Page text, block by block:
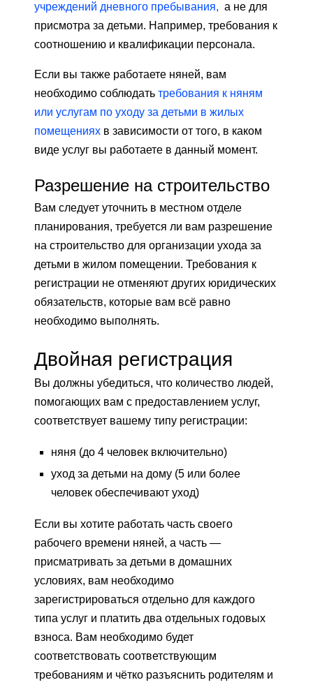
учреждений дневного пребывания, а не для
присмотра за детьми. Например, требования к
соотношению и квалификации персонала.
Если вы также работаете няней, вам
необходимо соблюдать требования к няням
или услугам по уходу за детьми в жилых
помещениях в зависимости от того, в каком
виде услуг вы работаете в данный момент.
Разрешение на строительство
Вам следует уточнить в местном отделе
планирования, требуется ли вам разрешение
на строительство для организации ухода за
детьми в жилом помещении. Требования к
регистрации не отменяют других юридических
обязательств, которые вам всё равно
необходимо выполнять.
Двойная регистрация
Вы должны убедиться, что количество людей,
помогающих вам с предоставлением услуг,
соответствует вашему типу регистрации:
няня (до 4 человек включительно)
уход за детьми на дому (5 или более
человек обеспечивают уход)
Если вы хотите работать часть своего
рабочего времени няней, а часть —
присматривать за детьми в домашних
условиях, вам необходимо
зарегистрироваться отдельно для каждого
типа услуг и платить два отдельных годовых
взноса. Вам необходимо будет
соответствовать соответствующим
требованиям и чётко разъяснить родителям и